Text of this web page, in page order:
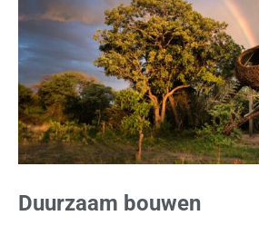
Duurzaam bouwen